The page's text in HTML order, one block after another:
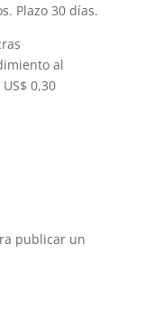
Plazo 30 días.
al
0,30
publicar un